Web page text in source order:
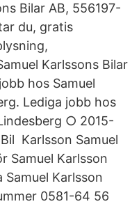
Bilar AB, 556197-
du, gratis
Karlssons Bilar
hos Samuel
Lediga jobb hos
○ 2015-
Karlsson Samuel
Samuel Karlsson
Karlsson
0581-64 56